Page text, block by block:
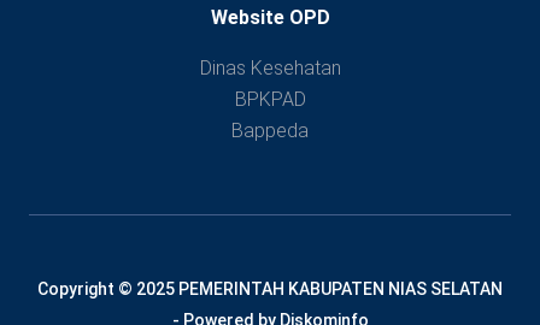
Website OPD
Dinas Kesehatan
BPKPAD
Bappeda
Copyright © 2025 PEMERINTAH KABUPATEN NIAS SELATAN
- Powered by Diskominfo